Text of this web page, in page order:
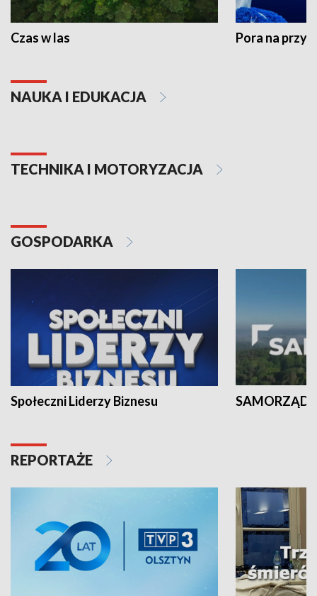
Czas w las Pora na
NAUKA I EDUKACJA
TECHNIKA I MOTORYZACJA
GOSPODARKA
Społeczni Liderzy Biznesu SAMORZĄD
REPORTAŻE